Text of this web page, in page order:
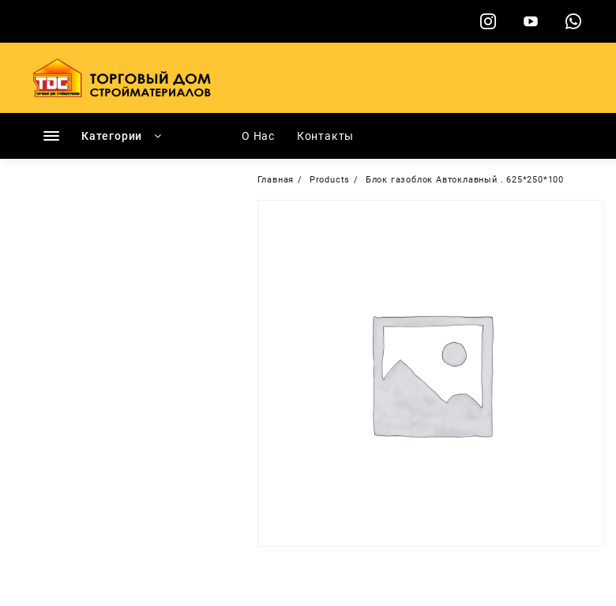
содержимому
Категории О Нас Контакты
Главная Products Блок газоблок Автоклавный . 625*250*100